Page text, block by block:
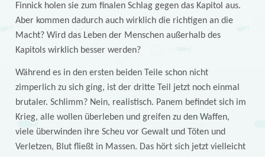
Finnick holen sie zum finalen Schlag gegen das Kapitol aus.
Aber kommen dadurch auch wirklich die richtigen an die
Macht? Wird das Leben der Menschen außerhalb des
Kapitols wirklich besser werden?
Während es in den ersten beiden Teile schon nicht
zimperlich zu sich ging, ist der dritte Teil jetzt noch einmal
brutaler. Schlimm? Nein, realistisch. Panem befindet sich im
Krieg, alle wollen überleben und greifen zu den Waffen,
viele überwinden ihre Scheu vor Gewalt und Töten und
Verletzen, Blut fließt in Massen. Das hört sich jetzt vielleicht